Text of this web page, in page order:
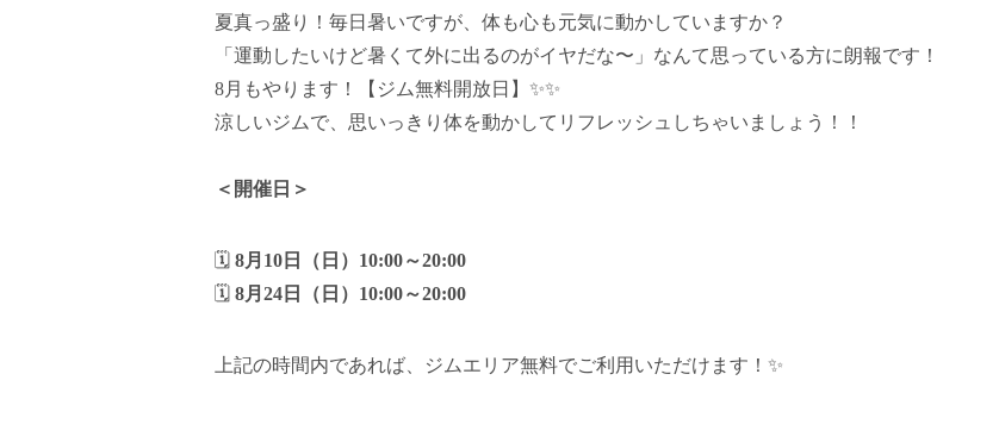
夏真っ盛り！毎日暑いですが、体も心も元気に動かしていますか？
「運動したいけど暑くて外に出るのがイヤだな〜」なんて思っている方に朗報です！
8月もやります！【ジム無料開放日】✨✨
涼しいジムで、思いっきり体を動かしてリフレッシュしちゃいましょう！！
＜開催日＞
🗓️ 8月10日（日）10:00～20:00
🗓️ 8月24日（日）10:00～20:00
上記の時間内であれば、ジムエリア無料でご利用いただけます！✨